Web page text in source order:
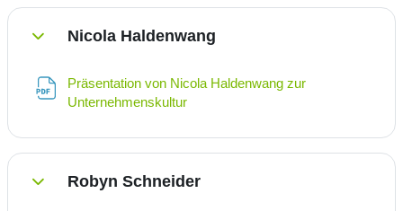
EinklappenNicola Haldenwang
Präsentation von Nicola Haldenwang zur
Unternehmenskultur
EinklappenRobyn Schneider